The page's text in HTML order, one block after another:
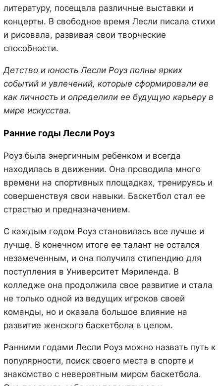
литературу, посещала различные выставки и
концерты. В свободное время Лесли писала стихи
и рисовала, развивая свои творческие
способности.
Детство и юность Лесли Роуз полны ярких
событий и увлечений, которые сформировали ее
как личность и определили ее будущую карьеру в
мире искусства.
Ранние годы Лесли Роуз
Роуз была энергичным ребенком и всегда
находилась в движении. Она проводила много
времени на спортивных площадках, тренируясь и
совершенствуя свои навыки. Баскетбол стал ее
страстью и предназначением.
С каждым годом Роуз становилась все лучше и
лучше. В конечном итоге ее талант не остался
незамеченным, и она получила стипендию для
поступления в Университет Мэриленда. В
колледже она продолжила свое развитие и стала
не только одной из ведущих игроков своей
команды, но и оказала большое влияние на
развитие женского баскетбола в целом.
Ранними годами Лесли Роуз можно назвать путь к
популярности, поиск своего места в спорте и
знакомство с невероятным миром баскетбола.